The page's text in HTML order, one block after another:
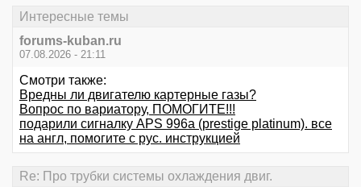
Интересные темы
forums-kuban.ru
07.08.2026 - 21:11
Смотри также:
Вредны ли двигателю картерные газы?
Вопрос по вариатору, ПОМОГИТЕ!!!
подарили сигналку APS 996a (prestige platinum). все
на англ, помогите с рус. инструкцией
Re: Про трубки системы охлаждения двиг.